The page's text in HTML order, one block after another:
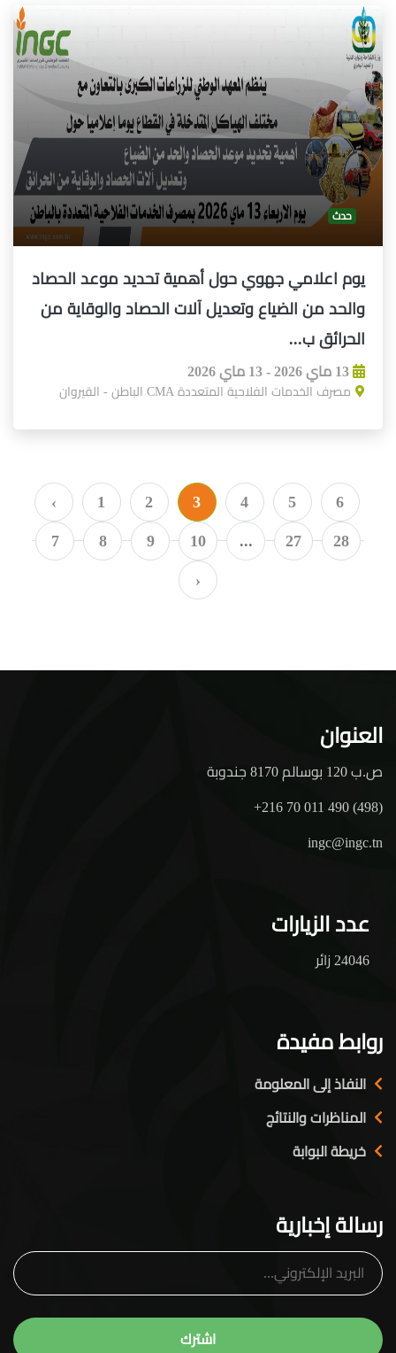
حدث
يوم اعلامي جهوي حول أهمية تحديد موعد الحصاد
والحد من الضياع وتعديل آلات الحصاد والوقاية من
الحرائق ب...
13 ماي 2026 - 13 ماي 2026
مصرف الخدمات الفلاحية المتعددة CMA الباطن - القيروان
‹ 1 2 3 4 5 6
7 8 9 10 ... 27 28
›
العنوان
ص.ب 120 بوسالم 8170 جندوبة
+216 70 011 490 (498)
ingc@ingc.tn
عدد الزيارات
24046 زائر
روابط مفيدة
النفاذ إلى المعلومة
المناظرات والنتائج
خريطة البوابة
رسالة إخبارية